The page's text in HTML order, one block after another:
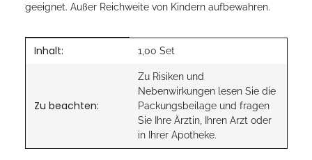
geeignet. Außer Reichweite von Kindern aufbewahren.
Produkteigenschaft
Wert
Inhalt: 1,00 Set
Zu beachten:
Zu Risiken und
Nebenwirkungen lesen Sie die
Packungsbeilage und fragen
Sie Ihre Ärztin, Ihren Arzt oder
in Ihrer Apotheke.